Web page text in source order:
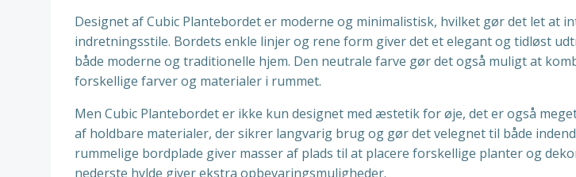
Designet af Cubic Plantebordet er moderne og minimalistisk, hvilket gør det let at
indretningsstile. Bordets enkle linjer og rene form giver det et elegant og tidløst
både moderne og traditionelle hjem. Den neutrale farve gør det også muligt at
forskellige farver og materialer i rummet.
Men Cubic Plantebordet er ikke kun designet med æstetik for øje, det er også
af holdbare materialer, der sikrer langvarig brug og gør det velegnet til både
rummelige bordplade giver masser af plads til at placere forskellige planter og
nederste hylde giver ekstra opbevaringsmuligheder.